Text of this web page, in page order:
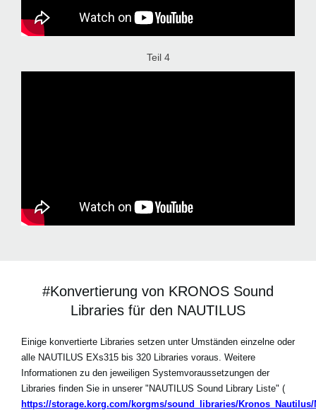
Teil 4
#Konvertierung von KRONOS Sound
Libraries für den NAUTILUS
Einige konvertierte Libraries setzen unter Umständen einzelne oder
alle NAUTILUS EXs315 bis 320 Libraries voraus. Weitere
Informationen zu den jeweiligen Systemvoraussetzungen der
Libraries finden Sie in unserer "NAUTILUS Sound Library Liste" (
https://storage.korg.com/korgms/sound_libraries/